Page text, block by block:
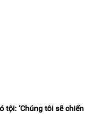
tội: ‘Chúng tôi sẽ chiến